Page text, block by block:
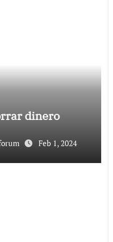
dinero
Feb 1, 2024